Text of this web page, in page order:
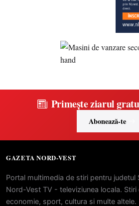
Primește ziarul
Abonează-te
GAZETA NORD-VEST
Portal multimedia de stiri pentru judetul
Nord-Vest TV - televiziunea locala.
economie, sport, cultura si multe altele.